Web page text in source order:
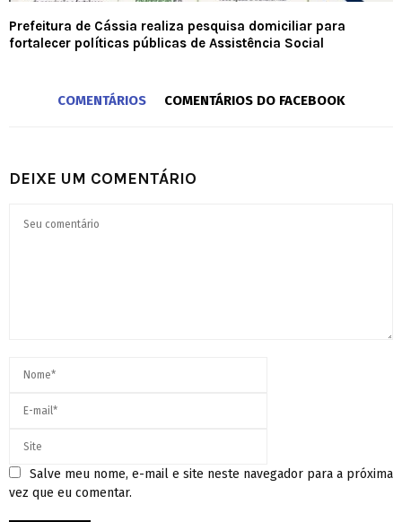
Prefeitura de Cássia realiza pesquisa domiciliar para
fortalecer políticas públicas de Assistência Social
COMENTÁRIOS COMENTÁRIOS DO FACEBOOK
DEIXE UM COMENTÁRIO
Salve meu nome, e-mail e site neste navegador para a próxima
vez que eu comentar.